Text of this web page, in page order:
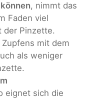
, nimmt das
Faden viel
der Pinzette.
mit dem
als weniger
eignet sich die